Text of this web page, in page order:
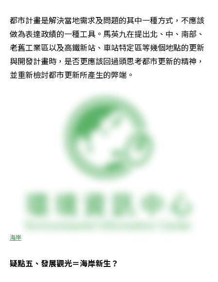
都市計畫是解決當地需求及問題的其中一種方式，不應該
做為表達政績的一種工具。馬英九在提出北、中、南部、
老舊工業區以及高鐵新站、車站特定區等幾個地點的更新
與開發計畫時，是否更應該回過頭思考都市更新的精神，
並重新檢討都市更新所產生的弊端。
海岸
疑點五、發展觀光＝海岸新生？